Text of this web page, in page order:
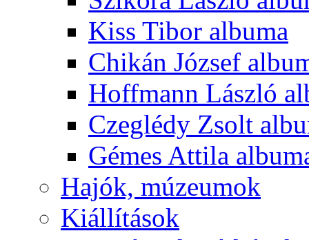
Kiss Tibor albuma
Chikán József
Hoffmann László
Czeglédy Zsolt
Gémes Attila
Hajók, múzeumok
Kiállítások